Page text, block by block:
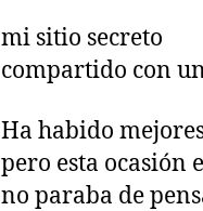
mi sitio secreto
compartido con
Ha habido
pero esta ocasión
no paraba de